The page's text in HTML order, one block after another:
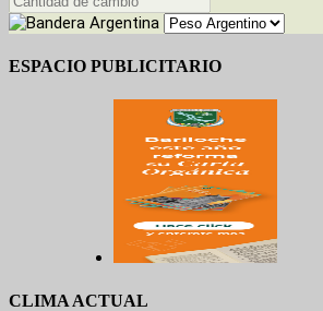
ESPACIO PUBLICITARIO
CLIMA ACTUAL